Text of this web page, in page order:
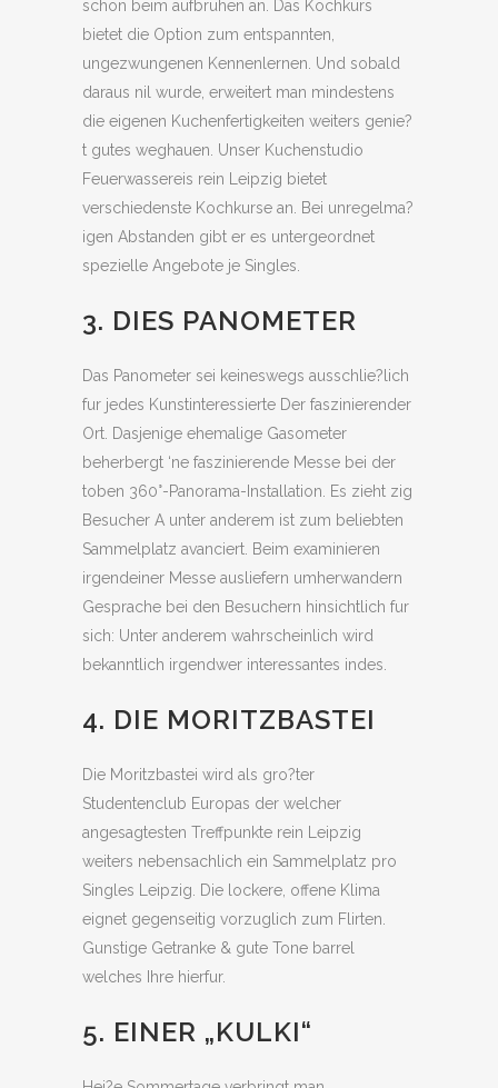
schon beim aufbruhen an. Das Kochkurs
bietet die Option zum entspannten,
ungezwungenen Kennenlernen. Und sobald
daraus nil wurde, erweitert man mindestens
die eigenen Kuchenfertigkeiten weiters genie?
t gutes weghauen. Unser Kuchenstudio
Feuerwassereis rein Leipzig bietet
verschiedenste Kochkurse an. Bei unregelma?
igen Abstanden gibt er es untergeordnet
spezielle Angebote je Singles.
3. DIES PANOMETER
Das Panometer sei keineswegs ausschlie?lich
fur jedes Kunstinteressierte Der faszinierender
Ort. Dasjenige ehemalige Gasometer
beherbergt ‘ne faszinierende Messe bei der
toben 360°-Panorama-Installation. Es zieht zig
Besucher A unter anderem ist zum beliebten
Sammelplatz avanciert. Beim examinieren
irgendeiner Messe ausliefern umherwandern
Gesprache bei den Besuchern hinsichtlich fur
sich: Unter anderem wahrscheinlich wird
bekanntlich irgendwer interessantes indes.
4. DIE MORITZBASTEI
Die Moritzbastei wird als gro?ter
Studentenclub Europas der welcher
angesagtesten Treffpunkte rein Leipzig
weiters nebensachlich ein Sammelplatz pro
Singles Leipzig. Die lockere, offene Klima
eignet gegenseitig vorzuglich zum Flirten.
Gunstige Getranke & gute Tone barrel
welches Ihre hierfur.
5. EINER „KULKI“